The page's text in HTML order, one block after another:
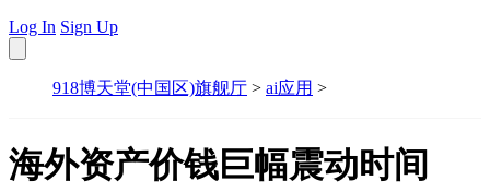
Log In Sign Up
918博天堂(中国区)旗舰厅 > ai应用 >
海外资产价钱巨幅震动时间